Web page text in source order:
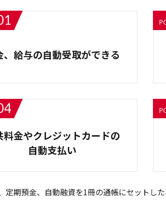
、給与の自動受取ができる
料金やクレジットカードの
自動支払い
定期預金、自動融資を1冊の通帳にセットした